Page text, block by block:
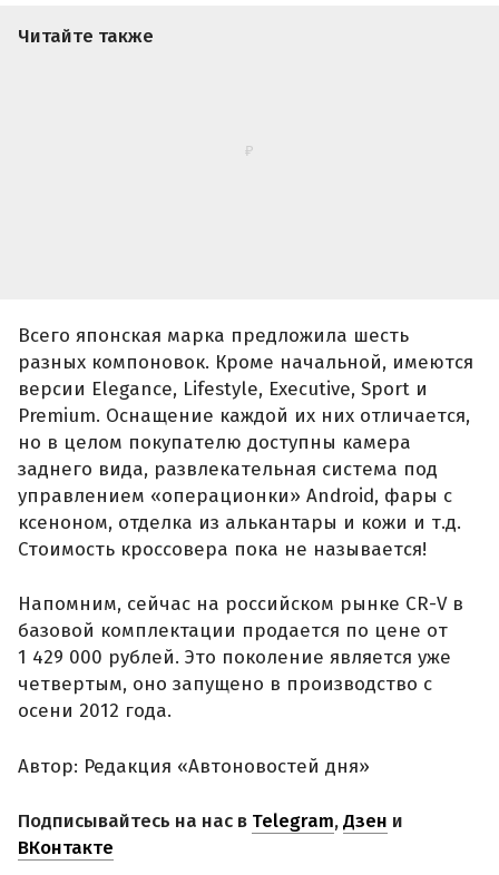
Всего японская марка предложила шесть
разных компоновок. Кроме начальной, имеются
версии Elegance, Lifestyle, Executive, Sport и
Premium. Оснащение каждой их них отличается,
но в целом покупателю доступны камера
заднего вида, развлекательная система под
управлением «операционки» Android, фары с
ксеноном, отделка из алькантары и кожи и т.д.
Стоимость кроссовера пока не называется!
Напомним, сейчас на российском рынке CR-V в
базовой комплектации продается по цене от
1 429 000 рублей. Это поколение является уже
четвертым, оно запущено в производство с
осени 2012 года.
Автор: Редакция «Автоновостей дня»
Подписывайтесь на нас в Telegram,Дзен и
ВКонтакте